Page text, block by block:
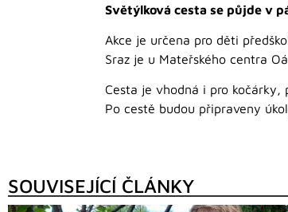
Světýlková cesta se půjde v
Akce je určena pro děti
Sraz je u Mateřského centra
Cesta je vhodná i pro kočárky,
Po cestě budou připraveny
SOUVISEJÍCÍ ČLÁNKY